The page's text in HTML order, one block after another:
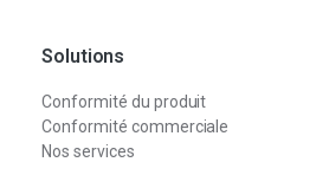
Solutions
Conformité du produit
Conformité commerciale
Nos services